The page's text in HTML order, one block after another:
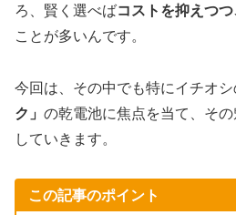
ろ、賢く選べばコストを抑えつ
ことが多いんです。
今回は、その中でも特にイチオシ
ク」 の乾電池に焦点を当て、そ
していきます。
この記事のポイント